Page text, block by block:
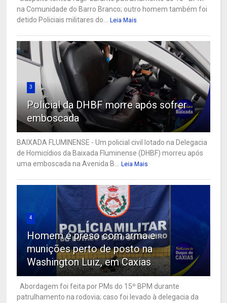
na Comunidade do Barro Branco; outro homem também foi
detido Policiais militares do...
Leia Mais
3
Policial da DHBF morre após sofrer
emboscada
BAIXADA FLUMINENSE - Um policial civil lotado na Delegacia
de Homicídios da Baixada Fluminense (DHBF) morreu após
uma emboscada na Avenida B...
Leia Mais
4
Homem é preso com arma e
munições perto de posto na
Washington Luiz, em Caxias
Abordagem foi feita por PMs do 15º BPM durante
patrulhamento na rodovia; caso foi levado à delegacia da